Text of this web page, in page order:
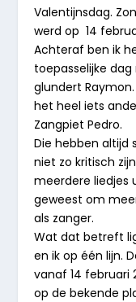
Valentijnsdag.
werd op 14
Achteraf ben ik
toepasselijke
glundert
het heel iets
Zangpiet Pedro.
Die hebben altijd
niet zo kritisch
meerdere liedjes
geweest om
als zanger.
Wat dat betreft
en ik op één lijn.
vanaf 14 februari
op de bekende